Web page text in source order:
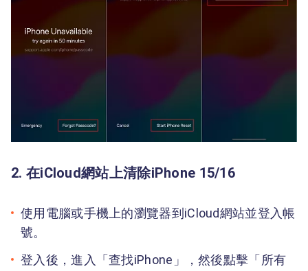
2. 在iCloud網站上清除iPhone 15/16
使用電腦或手機上的瀏覽器到iCloud網站並登入帳
號。
登入後，進入「查找iPhone」，然後點擊「所有